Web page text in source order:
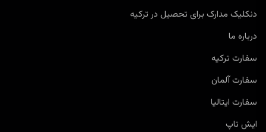
دنکلیک مدارک برای تحصیل در ترکیه
درباره ما
سفارت ترکیه
سفارت آلمان
سفارت ایتالیا
ایش تاپ